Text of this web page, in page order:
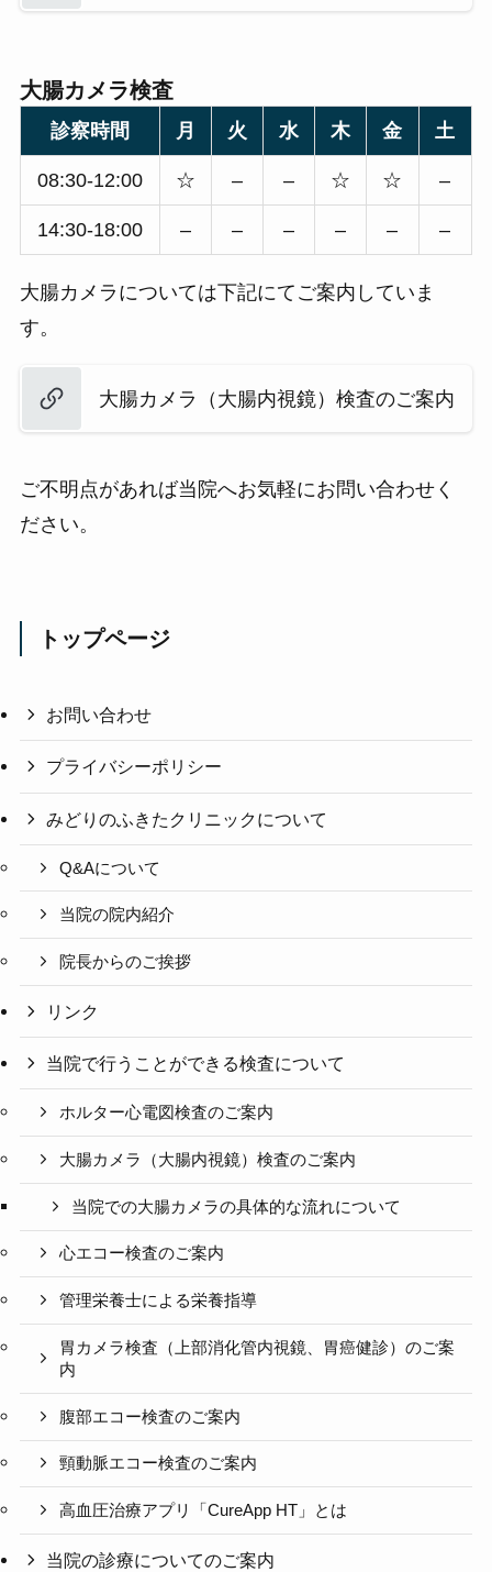
大腸カメラ検査
診察時間 月 火 水 木 金 土
08:30-12:00 ☆ – – ☆ ☆ –
14:30-18:00 – – – – – –
大腸カメラについては下記にてご案内していま
す。
大腸カメラ（大腸内視鏡）検査のご案内
ご不明点があれば当院へお気軽にお問い合わせく
ださい。
トップページ
お問い合わせ
プライバシーポリシー
みどりのふきたクリニックについて
Q&Aについて
当院の院内紹介
院長からのご挨拶
リンク
当院で行うことができる検査について
ホルター心電図検査のご案内
大腸カメラ（大腸内視鏡）検査のご案内
当院での大腸カメラの具体的な流れについて
心エコー検査のご案内
管理栄養士による栄養指導
胃カメラ検査（上部消化管内視鏡、胃癌健診）のご案
内
腹部エコー検査のご案内
頸動脈エコー検査のご案内
高血圧治療アプリ「CureApp HT」とは
当院の診療についてのご案内